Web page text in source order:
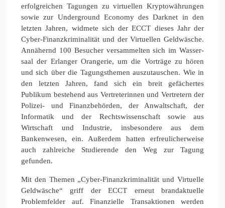
erfolgreichen Tagungen zu virtuellen Kryptowährungen
sowie zur Underground Economy des Darknet in den
letzten Jahren, widmete sich der ECCT dieses Jahr der
Cyber-Finanzkriminalität und der Virtuellen Geldwäsche.
Annähernd 100 Besucher versammelten sich im Wasser-
saal der Erlanger Orangerie, um die Vorträge zu hören
und sich über die Tagungsthemen auszutauschen. Wie in
den letzten Jahren, fand sich ein breit gefächertes
Publikum bestehend aus Vertreterinnen und Vertretern der
Polizei- und Finanzbehörden, der Anwaltschaft, der
Informatik und der Rechtswissenschaft sowie aus
Wirtschaft und Industrie, insbesondere aus dem
Bankenwesen, ein. Außerdem hatten erfreulicherweise
auch zahlreiche Studierende den Weg zur Tagung
gefunden.
Mit den Themen „Cyber-Finanzkriminalität und Virtuelle
Geldwäsche“ griff der ECCT erneut brandaktuelle
Problemfelder auf. Finanzielle Transaktionen werden